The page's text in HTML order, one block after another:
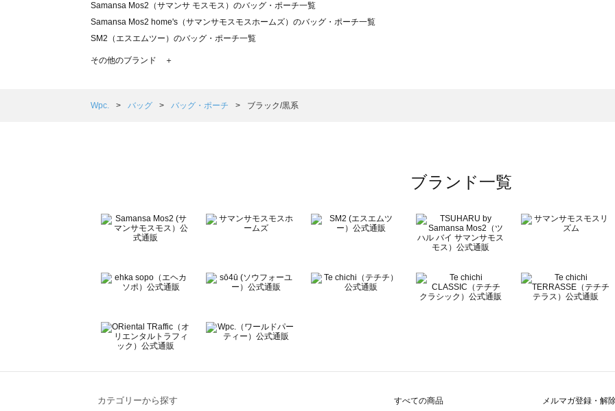
Samansa Mos2（サマンサ モスモス）のバッグ・ポーチ一覧
Samansa Mos2 home's（サマンサモスモスホームズ）のバッグ・ポーチ一覧
SM2（エスエムツー）のバッグ・ポーチ一覧
TSUHARU by Samansa Mos2（ツハルバイサマンサモスモス）のバッグ・ポーチ一覧
Samansa Mos2 Lagom（サマンサモスモス ラーゴム）のバッグ・ポーチ一覧
BETTY'S BLUE（べティーズブルー）のバッグ・ポーチ一覧
Wpc.（ワールドパーティー）のバッグ・ポーチ一覧
その他のブランド ＋
Wpc. バッグ バッグ・ポーチ ブラック/黒系
ブランド一覧
カテゴリーから探す すべての商品 メルマガ登録・解